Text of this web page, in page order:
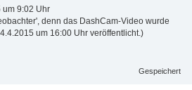
um 9:02 Uhr
denn das DashCam-Video wurde
um 16:00 Uhr veröffentlicht.)
Gespeichert